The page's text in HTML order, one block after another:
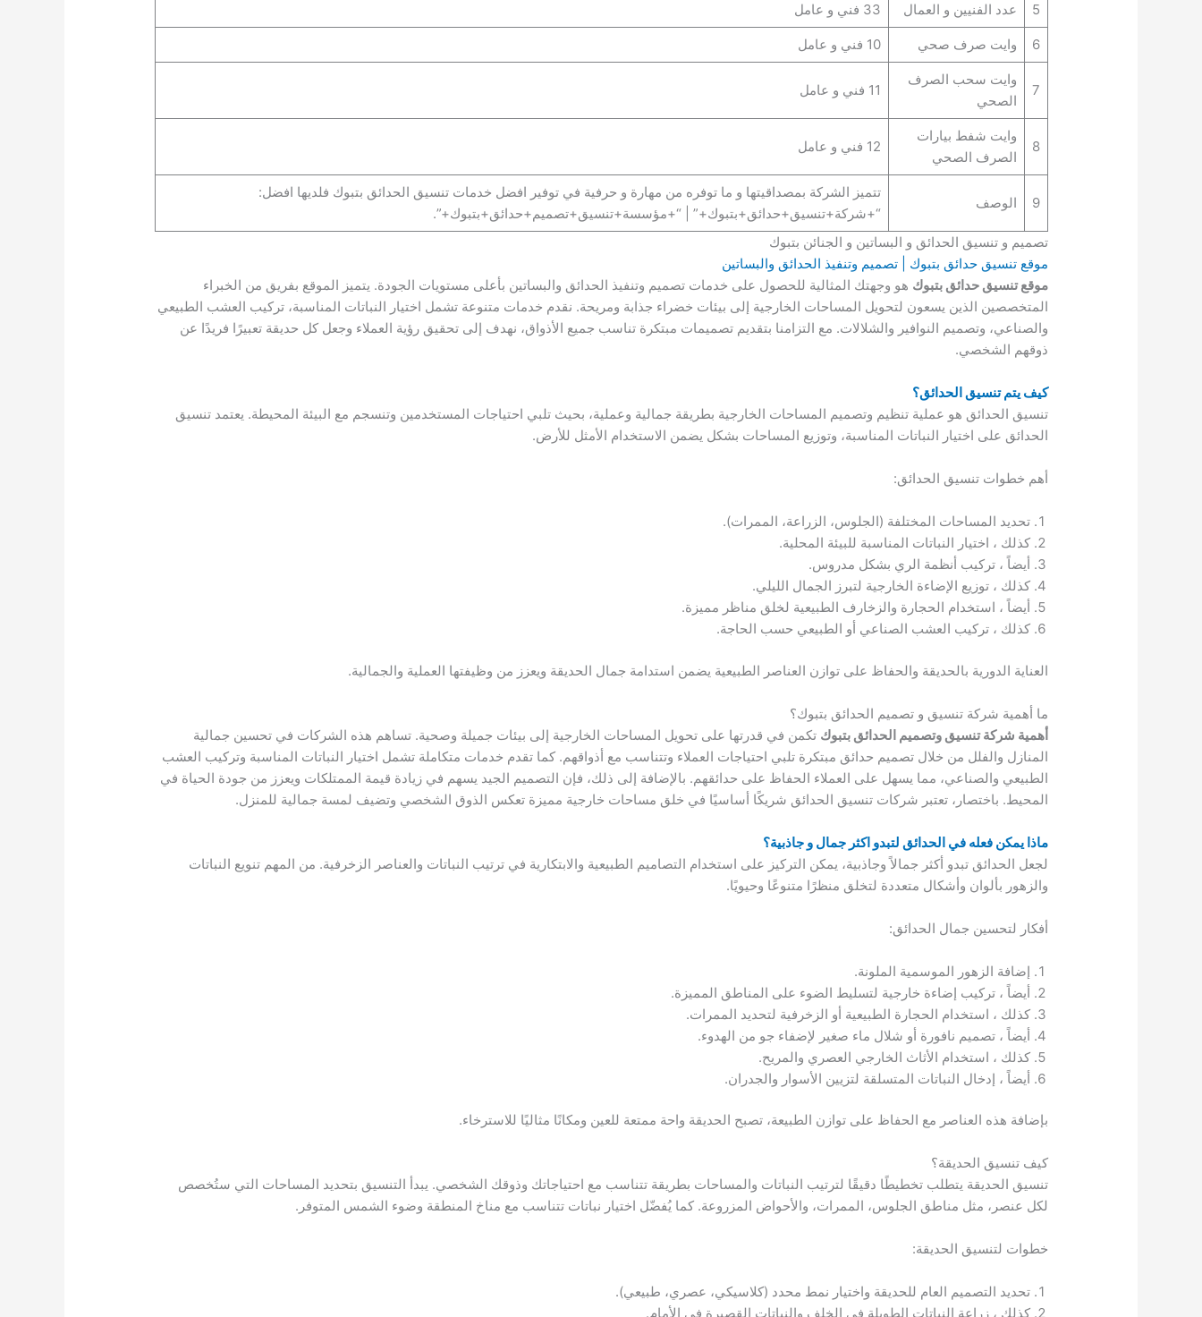
5 عدد الفنيين و العمال 33 فني و عامل
6 وايت صرف صحي 10 فني و عامل
7
وايت سحب الصرف
الصحي
11 فني و عامل
8
وايت شفط بيارات
الصرف الصحي
12 فني و عامل
9 الوصف
تتميز الشركة بمصداقيتها و ما توفره من مهارة و حرفية في توفير افضل خدمات تنسيق الحدائق بتبوك فلديها افضل:
“+شركة+تنسيق+حدائق+بتبوك+” | “+مؤسسة+تنسيق+تصميم+حدائق+بتبوك+”.
تصميم و تنسيق الحدائق و البساتين و الجنائن بتبوك
موقع تنسيق حدائق بتبوك | تصميم وتنفيذ الحدائق والبساتين
موقع تنسيق حدائق بتبوك هو وجهتك المثالية للحصول على خدمات تصميم وتنفيذ الحدائق والبساتين بأعلى مستويات الجودة. يتميز الموقع بفريق من الخبراء
المتخصصين الذين يسعون لتحويل المساحات الخارجية إلى بيئات خضراء جذابة ومريحة. نقدم خدمات متنوعة تشمل اختيار النباتات المناسبة، تركيب العشب الطبيعي
والصناعي، وتصميم النوافير والشلالات. مع التزامنا بتقديم تصميمات مبتكرة تناسب جميع الأذواق، نهدف إلى تحقيق رؤية العملاء وجعل كل حديقة تعبيرًا فريدًا عن
ذوقهم الشخصي.
كيف يتم تنسيق الحدائق؟
تنسيق الحدائق هو عملية تنظيم وتصميم المساحات الخارجية بطريقة جمالية وعملية، بحيث تلبي احتياجات المستخدمين وتنسجم مع البيئة المحيطة. يعتمد تنسيق
الحدائق على اختيار النباتات المناسبة، وتوزيع المساحات بشكل يضمن الاستخدام الأمثل للأرض.
أهم خطوات تنسيق الحدائق:
تحديد المساحات المختلفة (الجلوس، الزراعة، الممرات).
كذلك ، اختيار النباتات المناسبة للبيئة المحلية.
أيضاً ، تركيب أنظمة الري بشكل مدروس.
كذلك ، توزيع الإضاءة الخارجية لتبرز الجمال الليلي.
أيضاً ، استخدام الحجارة والزخارف الطبيعية لخلق مناظر مميزة.
كذلك ، تركيب العشب الصناعي أو الطبيعي حسب الحاجة.
العناية الدورية بالحديقة والحفاظ على توازن العناصر الطبيعية يضمن استدامة جمال الحديقة ويعزز من وظيفتها العملية والجمالية.
ما أهمية شركة تنسيق و تصميم الحدائق بتبوك؟
أهمية شركة تنسيق وتصميم الحدائق بتبوك تكمن في قدرتها على تحويل المساحات الخارجية إلى بيئات جميلة وصحية. تساهم هذه الشركات في تحسين جمالية
المنازل والفلل من خلال تصميم حدائق مبتكرة تلبي احتياجات العملاء وتتناسب مع أذواقهم. كما تقدم خدمات متكاملة تشمل اختيار النباتات المناسبة وتركيب العشب
الطبيعي والصناعي، مما يسهل على العملاء الحفاظ على حدائقهم. بالإضافة إلى ذلك، فإن التصميم الجيد يسهم في زيادة قيمة الممتلكات ويعزز من جودة الحياة في
المحيط. باختصار، تعتبر شركات تنسيق الحدائق شريكًا أساسيًا في خلق مساحات خارجية مميزة تعكس الذوق الشخصي وتضيف لمسة جمالية للمنزل.
ماذا يمكن فعله في الحدائق لتبدو اكثر جمال و جاذبية؟
لجعل الحدائق تبدو أكثر جمالاً وجاذبية، يمكن التركيز على استخدام التصاميم الطبيعية والابتكارية في ترتيب النباتات والعناصر الزخرفية. من المهم تنويع النباتات
والزهور بألوان وأشكال متعددة لتخلق منظرًا متنوعًا وحيويًا.
أفكار لتحسين جمال الحدائق:
إضافة الزهور الموسمية الملونة.
أيضاً ، تركيب إضاءة خارجية لتسليط الضوء على المناطق المميزة.
كذلك ، استخدام الحجارة الطبيعية أو الزخرفية لتحديد الممرات.
أيضاً ، تصميم نافورة أو شلال ماء صغير لإضفاء جو من الهدوء.
كذلك ، استخدام الأثاث الخارجي العصري والمريح.
أيضاً ، إدخال النباتات المتسلقة لتزيين الأسوار والجدران.
بإضافة هذه العناصر مع الحفاظ على توازن الطبيعة، تصبح الحديقة واحة ممتعة للعين ومكانًا مثاليًا للاسترخاء.
كيف تنسيق الحديقة؟
تنسيق الحديقة يتطلب تخطيطًا دقيقًا لترتيب النباتات والمساحات بطريقة تتناسب مع احتياجاتك وذوقك الشخصي. يبدأ التنسيق بتحديد المساحات التي ستُخصص
لكل عنصر، مثل مناطق الجلوس، الممرات، والأحواض المزروعة. كما يُفضّل اختيار نباتات تتناسب مع مناخ المنطقة وضوء الشمس المتوفر.
خطوات لتنسيق الحديقة:
تحديد التصميم العام للحديقة واختيار نمط محدد (كلاسيكي، عصري، طبيعي).
كذلك ، زراعة النباتات الطويلة في الخلف والنباتات القصيرة في الأمام.